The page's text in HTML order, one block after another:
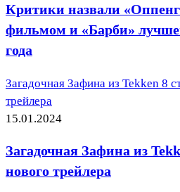
Критики назвали
фильмом и «Барби»
года
Загадочная Зафина из Tekken 8
трейлера
15.01.2024
Загадочная Зафина из
нового трейлера